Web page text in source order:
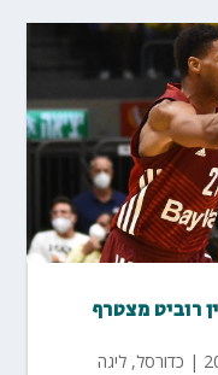
רוביט מצטרף
| כדורסל,ליגה